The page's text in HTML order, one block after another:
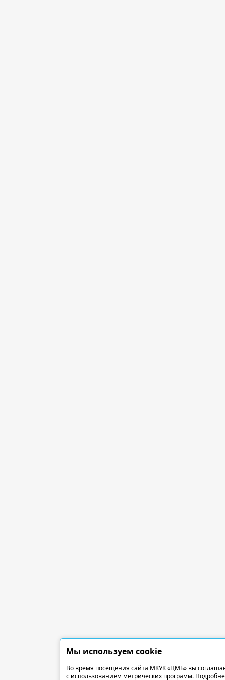
Мы используем cookie
Во время посещения сайта МКУК «ЦМБ» вы
с использованием метрических программ.